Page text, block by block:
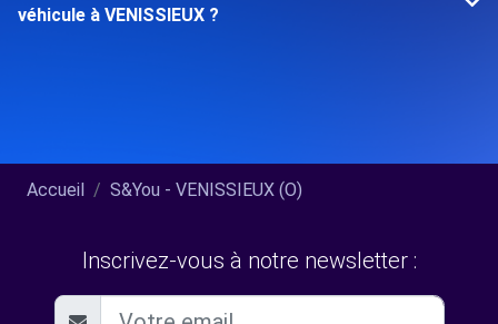
véhicule à VENISSIEUX ?
Accueil S&You - VENISSIEUX (O)
Inscrivez-vous à notre newsletter :